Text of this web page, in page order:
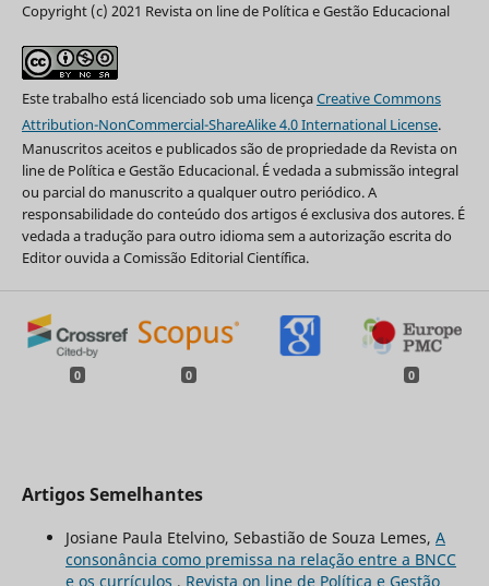
Copyright (c) 2021 Revista on line de Política e Gestão Educacional
Este trabalho está licenciado sob uma licençaCreative Commons
Attribution-NonCommercial-ShareAlike 4.0 International License.
Manuscritos aceitos e publicados são de propriedade da Revista on
line de Política e Gestão Educacional. É vedada a submissão integral
ou parcial do manuscrito a qualquer outro periódico. A
responsabilidade do conteúdo dos artigos é exclusiva dos autores. É
vedada a tradução para outro idioma sem a autorização escrita do
Editor ouvida a Comissão Editorial Científica.
0 0 0
Artigos Semelhantes
Josiane Paula Etelvino, Sebastião de Souza Lemes, A
consonância como premissa na relação entre a BNCC
e os currículos , Revista on line de Política e Gestão